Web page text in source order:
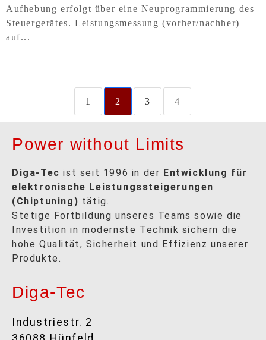
Aufhebung erfolgt über eine Neuprogrammierung des
Steuergerätes. Leistungsmessung (vorher/nachher)
auf...
1 2 3 4
Power without Limits
Diga-Tec ist seit 1996 in der Entwicklung für
elektronische Leistungssteigerungen
(Chiptuning) tätig.
Stetige Fortbildung unseres Teams sowie die
Investition in modernste Technik sichern die
hohe Qualität, Sicherheit und Effizienz unserer
Produkte.
Diga-Tec
Industriestr. 2